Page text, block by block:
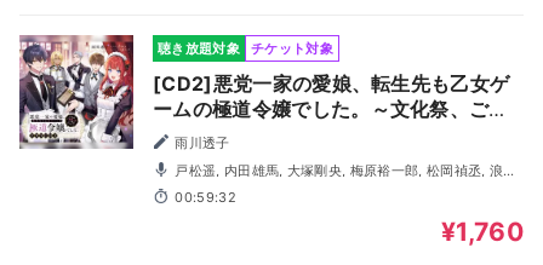
聴き放題対象 チケット対象
[CD2]悪党一家の愛娘、転生先も乙女ゲ
ームの極道令嬢でした。～文化祭、ご褒
美が私って本当ですか！？ドラマCD2
雨川透子
大輔, 釘宮理恵
00:59:32
¥1,760